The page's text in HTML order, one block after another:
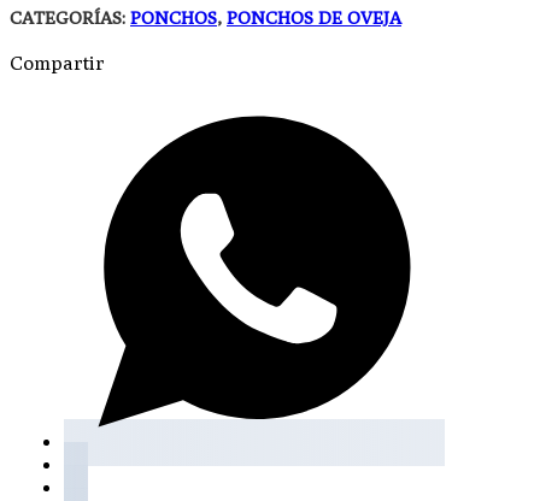
CATEGORÍAS: PONCHOS, PONCHOS DE OVEJA
Compartir